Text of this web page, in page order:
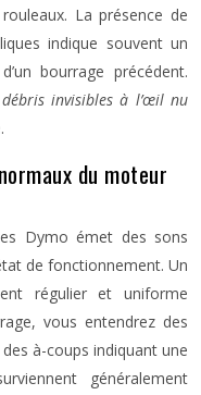
La présence de
indique souvent un
bourrage précédent.
invisibles à l’œil nu
du moteur
Dymo émet des sons
de fonctionnement. Un
régulier et uniforme
vous entendrez des
à-coups indiquant une
généralement